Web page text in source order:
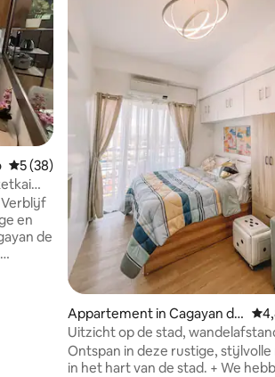
Gemiddelde beoordeling van 5 uit 5, 38
5 (38)
de
Appartement in Cagayan de
Oro
Uitzicht op de stad,
winkelcentra, 2-in-1 wassen en
geen gastkosten
Ontspan in deze rustige,
in het hart van de stad. + We